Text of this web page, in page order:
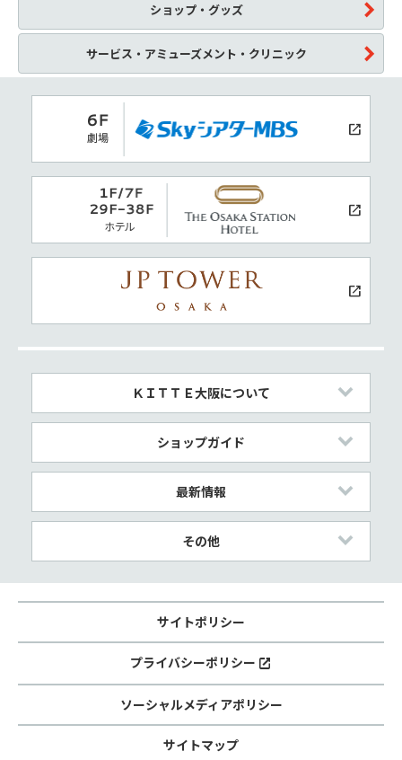
ショップ・グッズ
サービス・アミューズメント・クリニック
ＫＩＴＴＥ大阪について
ショップガイド
最新情報
その他
サイトポリシー
プライバシーポリシー
ソーシャルメディアポリシー
サイトマップ